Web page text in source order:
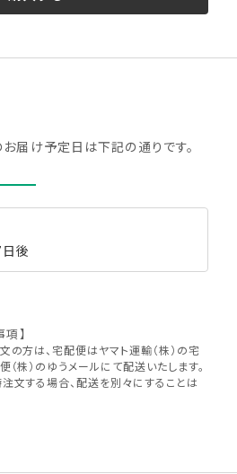
届け予定日は下記の通りです。
後
】
の方は、宅配便はヤマト運輸（株）の宅
（株）のゆうメールにて配送いたします。
文する場合、配送を別々にすることは
を同時注文の場合、もしくは1種類の
場合、厚さ規定により宅配便での配送